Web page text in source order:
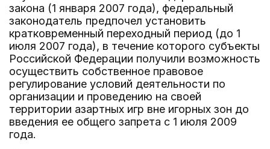
закона (1 января 2007 года), федеральный
законодатель предпочел установить
кратковременный переходный период (до 1
июля 2007 года), в течение которого субъекты
Российской Федерации получили возможность
осуществить собственное правовое
регулирование условий деятельности по
организации и проведению на своей
территории азартных игр вне игорных зон до
введения ее общего запрета с 1 июля 2009
года.